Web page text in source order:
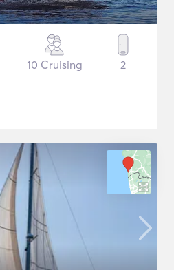
10 Cruising 2